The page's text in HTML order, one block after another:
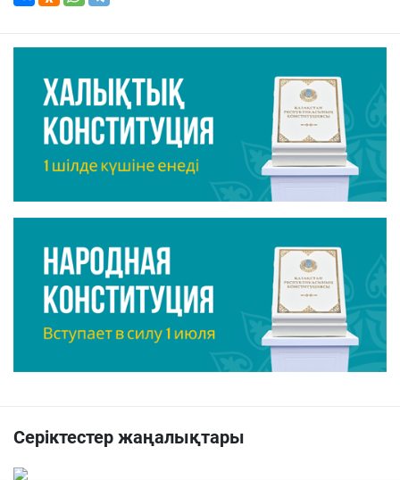
Серіктестер жаңалықтары